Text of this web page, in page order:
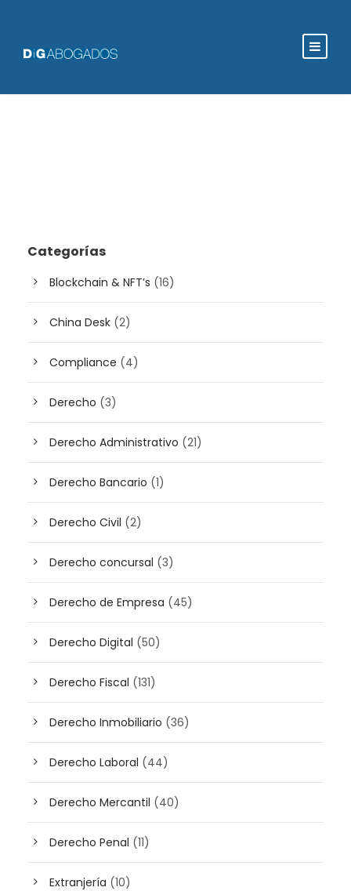
Categorías
Blockchain & NFT’s (16)
China Desk (2)
Compliance (4)
Derecho (3)
Derecho Administrativo (21)
Derecho Bancario (1)
Derecho Civil (2)
Derecho concursal (3)
Derecho de Empresa (45)
Derecho Digital (50)
Derecho Fiscal (131)
Derecho Inmobiliario (36)
Derecho Laboral (44)
Derecho Mercantil (40)
Derecho Penal (11)
Extranjería (10)